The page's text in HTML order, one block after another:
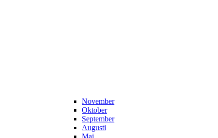
November
Oktober
September
Augusti
Maj